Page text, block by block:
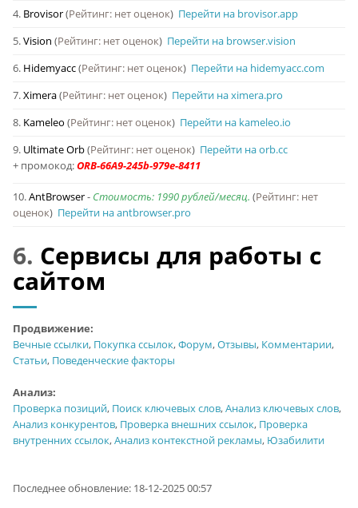
4. Brovisor(Рейтинг: нет оценок) Перейти на brovisor.app
5.Vision (Рейтинг: нет оценок) Перейти на browser.vision
6. Hidemyacc(Рейтинг: нет оценок) Перейти на hidemyacc.com
7.Ximera(Рейтинг: нет оценок) Перейти на ximera.pro
8. Kameleo (Рейтинг: нет оценок) Перейти на kameleo.io
9. Ultimate Orb(Рейтинг: нет оценок) Перейти на orb.cc
+ промокод:
10.AntBrowser- Стоимость: 1990 рублей/месяц. (Рейтинг: нет
оценок) Перейти на antbrowser.pro
6. Сервисы для работы с
сайтом
Продвижение:
Вечные ссылки, Покупка ссылок,Форум,Отзывы, Комментарии,
Статьи, Поведенческие факторы
Анализ:
Проверка позиций, Поиск ключевых слов,Анализ ключевых слов,
Анализ конкурентов, Проверка внешних ссылок, Проверка
внутренних ссылок,Анализ контекстной рекламы, Юзабилити
Последнее обновление: 18-12-2025 00:57